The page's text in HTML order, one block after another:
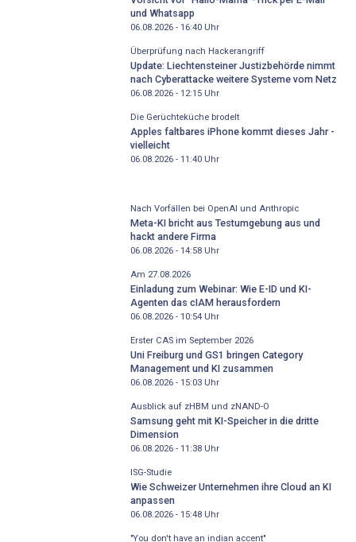
und Whatsapp
06.08.2026 - 16:40Uhr
Überprüfung nach Hackerangriff
Update: Liechtensteiner Justizbehörde nimmt
nach Cyberattacke weitere Systeme vom Netz
06.08.2026 - 12:15Uhr
Die Gerüchteküche brodelt
Apples faltbares iPhone kommt dieses Jahr -
vielleicht
06.08.2026 - 11:40Uhr
Nach Vorfällen bei OpenAI und Anthropic
Meta-KI bricht aus Testumgebung aus und
hackt andere Firma
06.08.2026 - 14:58Uhr
Am 27.08.2026
Einladung zum Webinar: Wie E-ID und KI-
Agenten das cIAM herausfordern
06.08.2026 - 10:54Uhr
Erster CAS im September 2026
Uni Freiburg und GS1 bringen Category
Management und KI zusammen
06.08.2026 - 15:03Uhr
Ausblick auf zHBM und zNAND-O
Samsung geht mit KI-Speicher in die dritte
Dimension
06.08.2026 - 11:38Uhr
ISG-Studie
Wie Schweizer Unternehmen ihre Cloud an KI
anpassen
06.08.2026 - 15:48Uhr
"You don't have an indian accent"